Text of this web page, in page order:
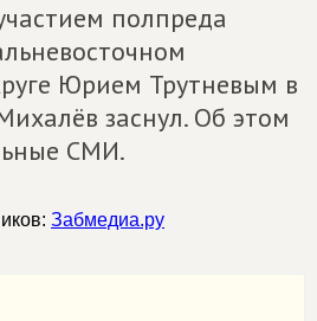
полпреда
Юрием Трутневым в
заснул. Об этом
СМИ.
Забмедиа.ру